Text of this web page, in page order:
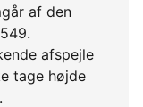
af den
afspejle
tage højde